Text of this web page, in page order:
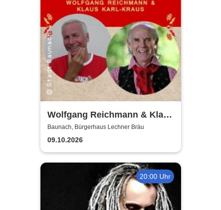
Wolfgang Reichmann & Klaus
Karl-Kraus - Mundart-Abend
Baunach, Bürgerhaus Lechner Bräu
09.10.2026
20:00 Uhr